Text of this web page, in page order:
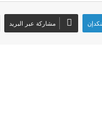
مشاركة عبر البريد